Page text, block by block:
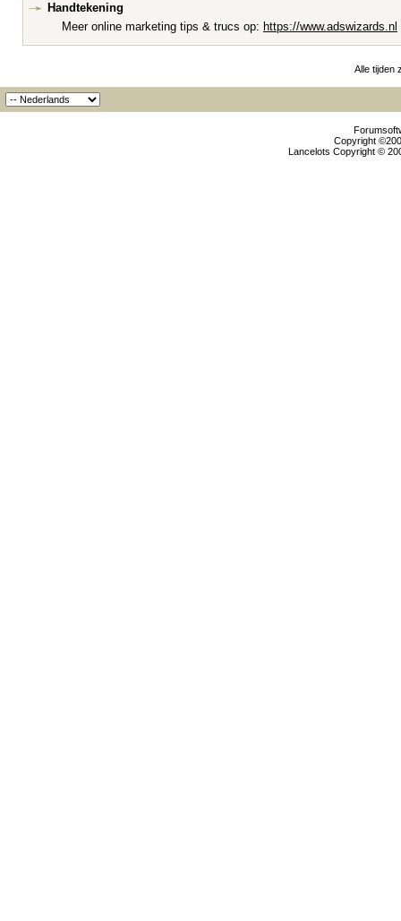
Handtekening
Meer online marketing tips & trucs op: https://www.adswizards.nl
Alle tijden
Copyright
Lancelots Copyright ©